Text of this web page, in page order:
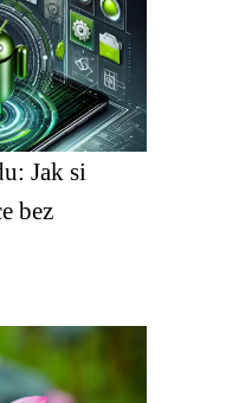
Jak si
bez